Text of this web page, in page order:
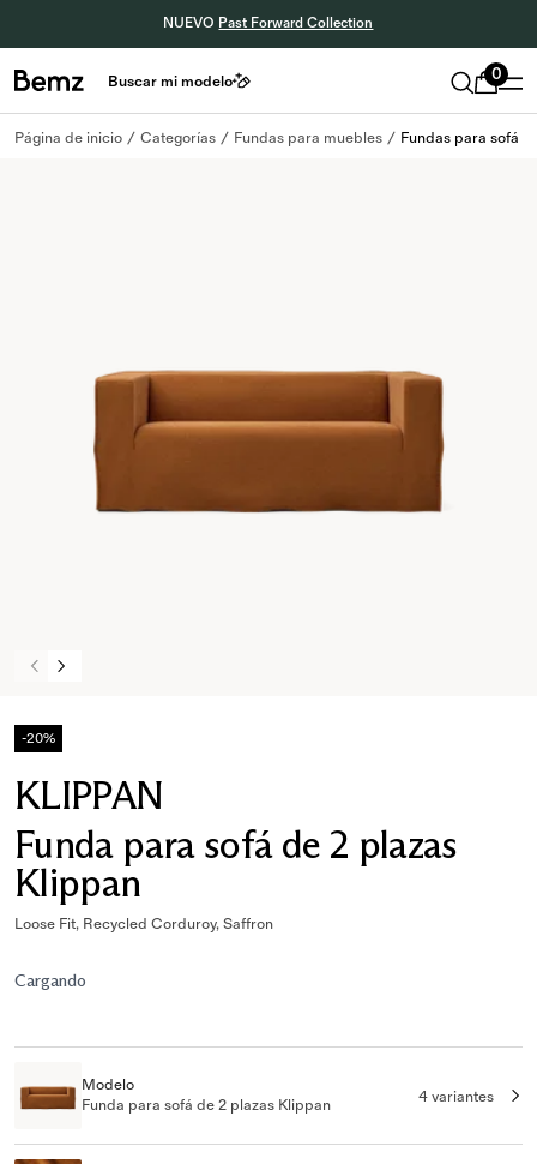
NUEVO Past Forward Collection
Buscar mi modelo 0
Página de inicio Categorías Fundas para muebles Fundas para sofá
-20%
KLIPPAN
Funda para sofá de 2 plazas
Klippan
Loose Fit, Recycled Corduroy, Saffron
Cargando
Modelo
Funda para sofá de 2 plazas Klippan
4 variantes